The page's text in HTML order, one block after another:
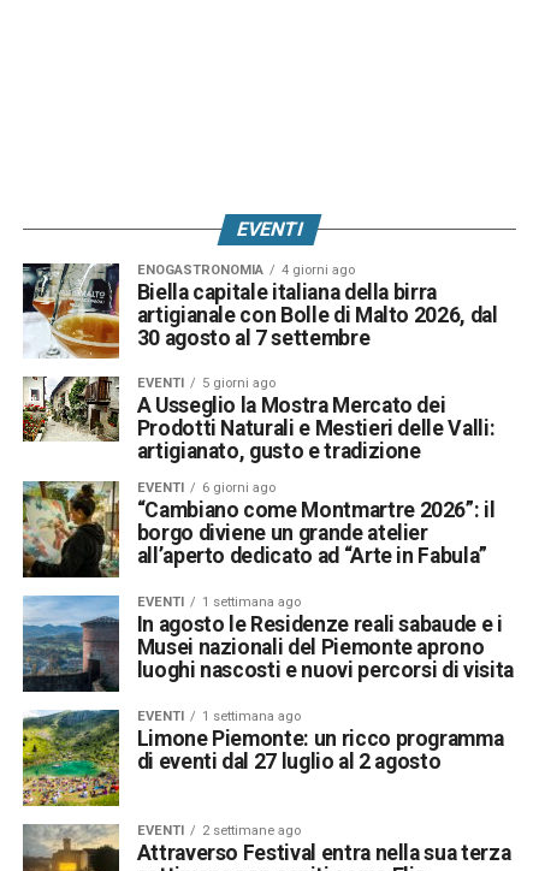
EVENTI
ENOGASTRONOMIA 4 giorni ago
Biella capitale italiana della birra
artigianale con Bolle di Malto 2026, dal
30 agosto al 7 settembre
EVENTI 5 giorni ago
A Usseglio la Mostra Mercato dei
Prodotti Naturali e Mestieri delle Valli:
artigianato, gusto e tradizione
EVENTI 6 giorni ago
“Cambiano come Montmartre 2026”: il
borgo diviene un grande atelier
all’aperto dedicato ad “Arte in Fabula”
EVENTI 1 settimana ago
In agosto le Residenze reali sabaude e i
Musei nazionali del Piemonte aprono
luoghi nascosti e nuovi percorsi di visita
EVENTI 1 settimana ago
Limone Piemonte: un ricco programma
di eventi dal 27 luglio al 2 agosto
EVENTI 2 settimane ago
Attraverso Festival entra nella sua terza